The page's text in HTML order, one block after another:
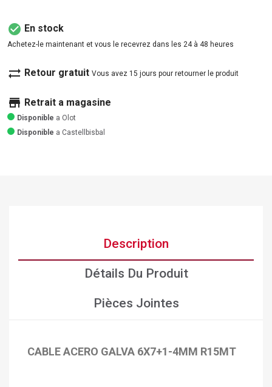
check_circle En stock
Achetez-le maintenant et vous le recevrez dans les 24 à 48 heures
sync_alt Retour gratuit Vous avez 15 jours pour retourner le produit
store Retrait a magasine
Disponible a Olot
Disponible a Castellbisbal
Description
Détails Du Produit
Pièces Jointes
CABLE ACERO GALVA 6X7+1-4MM R15MT